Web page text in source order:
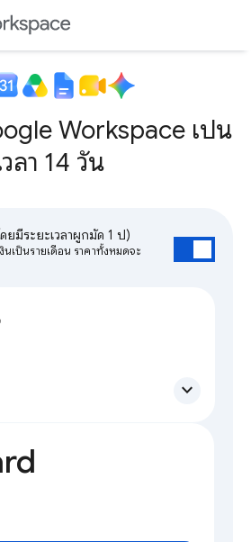
Workspace เป็น
วลา 14 วัน
ยมีระยะเวลาผูกมัด 1 ปี)
นเป็นรายเดือน ราคาทั้งหมดจะ
expand_more